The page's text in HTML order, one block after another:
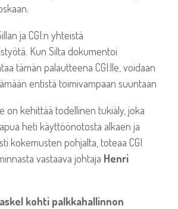
ja CGI:n yhteistä
Kun Silta dokumentoi
tämän palautteena CGI:lle, voidaan
entistä toimivampaan suuntaan
on kehittää todellinen tukiäly, joka
heti käyttöönotosta alkaen ja
kokemusten pohjalta, toteaa CGI
vastaava johtaja Henri
kohti palkkahallinnon